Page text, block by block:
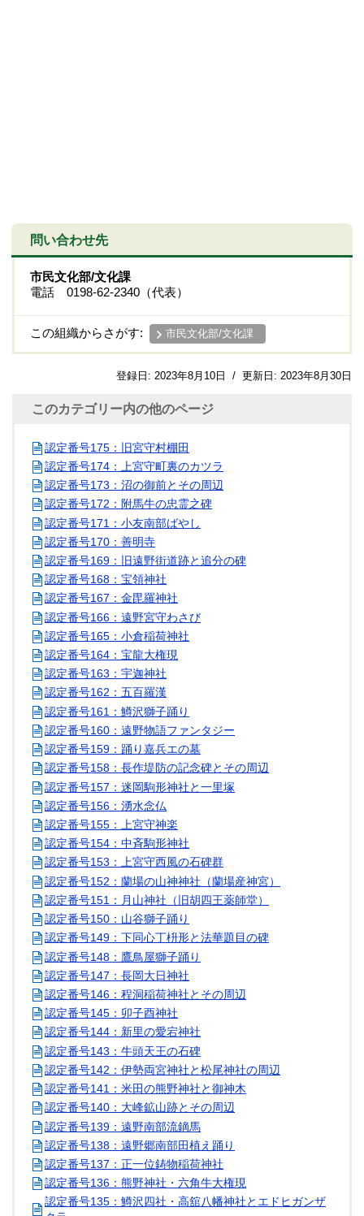
問い合わせ先
市民文化部/文化課
電話 0198-62-2340（代表）
この組織からさがす: 市民文化部/文化課
登録日: 2023年8月10日 / 更新日: 2023年8月30日
このカテゴリー内の他のページ
認定番号175：旧宮守村棚田
認定番号174：上宮守町裏のカツラ
認定番号173：沼の御前とその周辺
認定番号172：附馬牛の忠霊之碑
認定番号171：小友南部ばやし
認定番号170：善明寺
認定番号169：旧遠野街道跡と追分の碑
認定番号168：宝領神社
認定番号167：金毘羅神社
認定番号166：遠野宮守わさび
認定番号165：小倉稲荷神社
認定番号164：宝龍大権現
認定番号163：宇迦神社
認定番号162：五百羅漢
認定番号161：鱒沢獅子踊り
認定番号160：遠野物語ファンタジー
認定番号159：踊り嘉兵エの墓
認定番号158：長作堤防の記念碑とその周辺
認定番号157：迷岡駒形神社と一里塚
認定番号156：湧水念仏
認定番号155：上宮守神楽
認定番号154：中斉駒形神社
認定番号153：上宮守西風の石碑群
認定番号152：蘭場の山神神社（蘭場産神宮）
認定番号151：月山神社（旧胡四王薬師堂）
認定番号150：山谷獅子踊り
認定番号149：下同心丁枡形と法華題目の碑
認定番号148：鷹鳥屋獅子踊り
認定番号147：長岡大日神社
認定番号146：程洞稲荷神社とその周辺
認定番号145：卯子酉神社
認定番号144：新里の愛宕神社
認定番号143：牛頭天王の石碑
認定番号142：伊勢両宮神社と松尾神社の周辺
認定番号141：米田の熊野神社と御神木
認定番号140：大峰鉱山跡とその周辺
認定番号139：遠野南部流鏑馬
認定番号138：遠野郷南部田植え踊り
認定番号137：正一位鋳物稲荷神社
認定番号136：熊野神社・六角牛大権現
認定番号135：鱒沢四社・高舘八幡神社とエドヒガンザ